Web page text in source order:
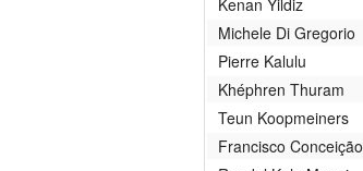
Kenan Yildiz
Michele Di Gregorio
Pierre Kalulu
Khéphren Thuram
Teun Koopmeiners
Francisco Conceição